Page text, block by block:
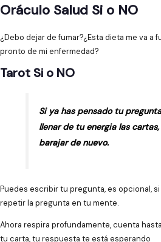
Oráculo Salud Si o NO
¿Debo dejar de fumar?¿Esta dieta me va a
pronto de mi enfermedad?
Tarot Si o NO
Si ya has pensado tu
llenar de tu energia las
barajar de nuevo.
Puedes escribir tu pregunta, es opcional,
repetir la pregunta en tu mente.
Ahora respira profundamente, cuenta
tu carta, tu respuesta te está esperando